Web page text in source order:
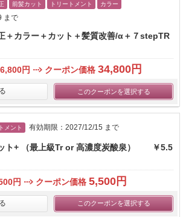
前髪カット トリートメント カラー
まで
カラー＋カット＋髪質改善/α＋７stepTR
円 クーポン価格 34,800円
このクーポンを選択する
メント 有効期限：2027/12/15 まで
+ （最上級Tr or 高濃度炭酸泉） ￥5.5
円 クーポン価格 5,500円
このクーポンを選択する